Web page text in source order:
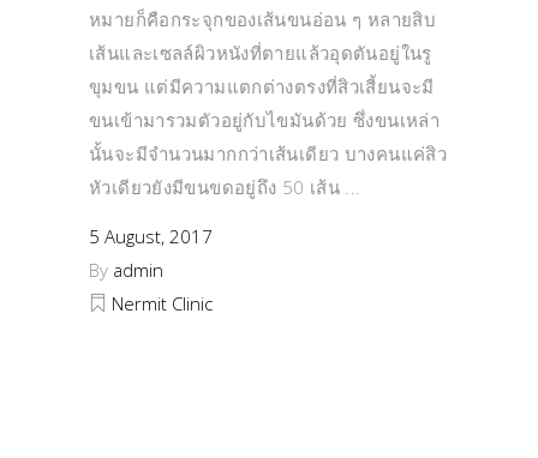
หมายก็คือกระจุกของเส้นขนอ่อน ๆ หลายสิบ
เส้นและเซลล์ผิวหนังที่ตายแล้วอุดตันอยู่ในรู
ขุมขน แต่มีความแตกต่างตรงที่สิวเสี้ยนจะมี
ขนเข้ามารวมตัวอยู่กับไขมันด้วย ซึ่งขนเหล่า
นั้นจะมีจำนวนมากกว่าเส้นเดียว บางคนแค่สิว
หัวเดียวยังมีขนขดอยู่ถึง 50 เส้น
5 August, 2017
By admin
Nermit Clinic